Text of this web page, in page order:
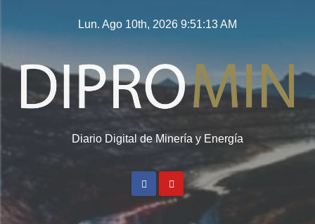
Lun. Ago 10th, 2026 9:51:13 AM
Diario Digital de Minería y Energía